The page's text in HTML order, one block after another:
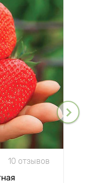
10 отзывов